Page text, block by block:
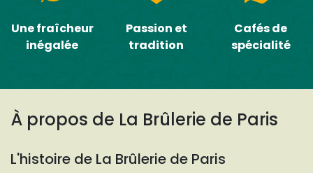
Une fraîcheur
inégalée
Passion et
tradition
Cafés de
spécialité
À propos de La Brûlerie de Paris
L'histoire de La Brûlerie de Paris